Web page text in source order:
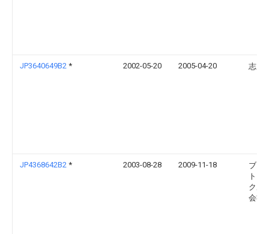
JP3640649B2 * 2002-05-20 2005-04-20 志 成
JP4368642B2 * 2003-08-28 2009-11-18
ブリ
トン
クル
会社